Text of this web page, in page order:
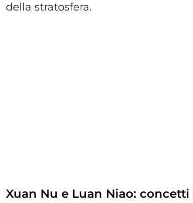
della stratosfera.
Xuan Nu e Luan Niao: